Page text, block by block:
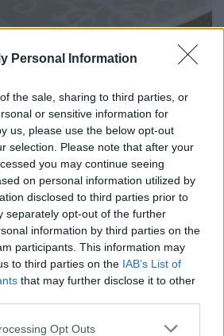
Personal Information
the sale, sharing to third parties, or
or sensitive information for
us, please use the below opt-out
selection. Please note that after your
you may continue seeing
on personal information utilized by
disclosed to third parties prior to
separately opt-out of the further
information by third parties on the
participants. This information may
to third parties on the IAB’s List of
that may further disclose it to other
app uses one or more Google
Opt Outs
75' 4
κρέας πλάτη,
μερίδες
φρέσκα
του τσαγιού